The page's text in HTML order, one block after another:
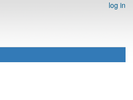
log in